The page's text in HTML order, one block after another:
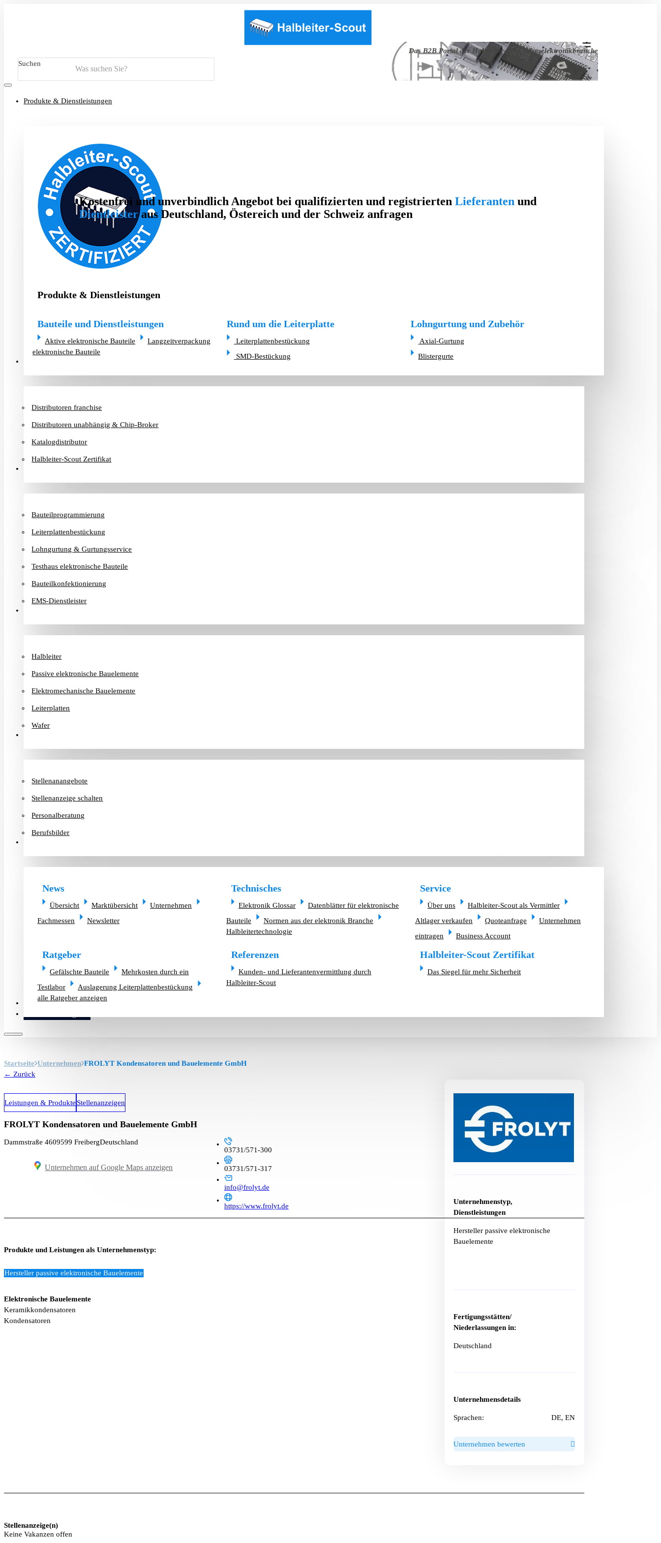
Das B2B Portal der Halbleiter- und Mikroelektronikbranche
Suchen
Produkte & Dienstleistungen
Kostenfrei und unverbindlich Angebot bei qualifizierten und registrierten Lieferanten und
Dientleisteraus Deutschland, Östereich und der Schweiz anfragen
Produkte & Dienstleistungen
Bauteile und Dienstleistungen
Aktive elektronische Bauteile
Langzeitverpackung
elektronische Bauteile
Rund um die Leiterplatte
Leiterplattenbestückung
SMD-Bestückung
Lohngurtung und Zubehör
Axial-Gurtung
Blistergurte
Distributoren franchise
Distributoren unabhängig & Chip-Broker
Katalogdistributor
Halbleiter-Scout Zertifikat
Bauteilprogrammierung
Leiterplattenbestückung
Lohngurtung & Gurtungsservice
Testhaus elektronische Bauteile
Bauteilkonfektionierung
EMS-Dienstleister
Halbleiter
Passive elektronische Bauelemente
Elektromechanische Bauelemente
Leiterplatten
Wafer
Stellenanangebote
Stellenanzeige schalten
Personalberatung
Berufsbilder
News
Übersicht Marktübersicht
Unternehmen
Fachmessen
Newsletter
Technisches
Elektronik Glossar
Datenblätter für elektronische
Bauteile
Normen aus der elektronik Branche
Halbleitertechnologie
Service
Über uns
Halbleiter-Scout als Vermittler
Altlager verkaufen
Quoteanfrage
Unternehmen
eintragen
Business Account
Ratgeber
Gefälschte Bauteile
Mehrkosten durch ein
Testlabor
Auslagerung Leiterplattenbestückung
alle Ratgeber anzeigen
Referenzen
Kunden- und Lieferantenvermittlung durch
Halbleiter-Scout
Halbleiter-Scout Zertifikat
Das Siegel für mehr Sicherheit
Altlager verkaufen
Startseite Unternehmen FROLYT Kondensatoren und Bauelemente GmbH
← Zurück
Leistungen & Produkte Stellenanzeigen
FROLYT Kondensatoren und Bauelemente GmbH
Dammstraße 4609599 FreibergDeutschland
Unternehmen auf Google Maps anzeigen
03731/571-300
03731/571-317
info@frolyt.de
https://www.frolyt.de
Produkte und Leistungen als Unternehmenstyp:
Hersteller passive elektronische Bauelemente
Elektronische Bauelemente
Keramikkondensatoren
Kondensatoren
Unternehmenstyp,
Dienstleistungen
Hersteller passive elektronische
Bauelemente
Fertigungsstätten/
Niederlassungen in:
Deutschland
Unternehmensdetails
Sprachen: DE, EN
Unternehmen bewerten
Stellenanzeige(n)
Keine Vakanzen offen